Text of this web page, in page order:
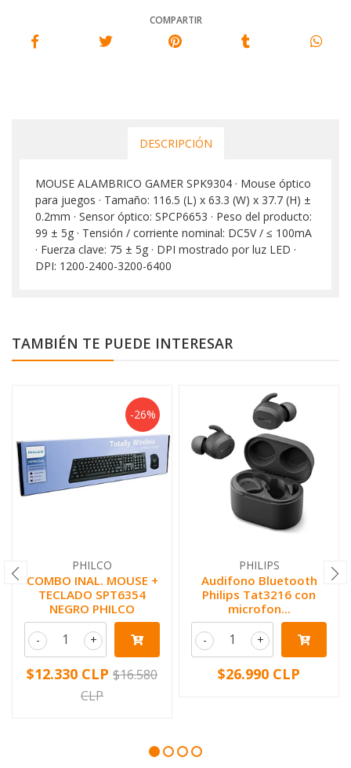
COMPARTIR
DESCRIPCIÓN
MOUSE ALAMBRICO GAMER SPK9304 · Mouse óptico
para juegos · Tamaño: 116.5 (L) x 63.3 (W) x 37.7 (H) ±
0.2mm · Sensor óptico: SPCP6653 · Peso del producto:
99 ± 5g · Tensión / corriente nominal: DC5V / ≤ 100mA
· Fuerza clave: 75 ± 5g · DPI mostrado por luz LED ·
DPI: 1200-2400-3200-6400
TAMBIÉN TE PUEDE INTERESAR
-26%
PHILCO
COMBO INAL. MOUSE +
TECLADO SPT6354
NEGRO PHILCO
+
-
$12.330 CLP $16.580
CLP
PHILIPS
Audifono Bluetooth
Philips Tat3216 con
microfon...
+
-
$26.990 CLP